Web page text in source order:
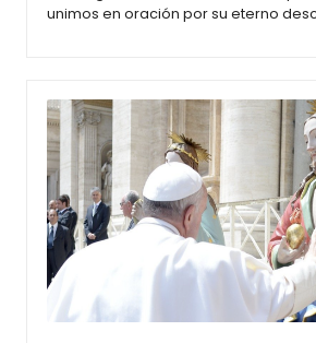
unimos en oración por su eterno